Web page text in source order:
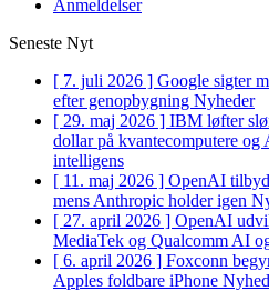
Anmeldelser
Seneste Nyt
[ 7. juli 2026 ] Google sigter
efter genopbygning Nyheder
[ 29. maj 2026 ] IBM løfter
dollar på kvantecomputere og
intelligens
[ 11. maj 2026 ] OpenAI
mens Anthropic holder igen
[ 27. april 2026 ] OpenAI
MediaTek og Qualcomm AI
[ 6. april 2026 ] Foxconn
Apples foldbare iPhone